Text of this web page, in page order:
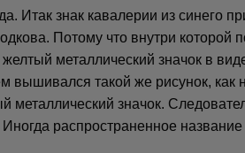
Итак знак кавалерии из синего
Потому что внутри которой
металлический значок в
такой же рисунок, как
значок.
распространенное